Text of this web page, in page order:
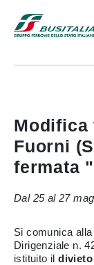
Modifica
Fuorni
fermata
Dal 25 al 27
Si comunica
Dirigenziale n.
istituito il